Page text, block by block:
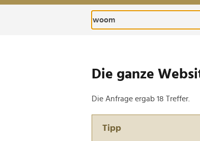
Die ganze
Die Anfrage ergab 18 Treffer.
Tipp